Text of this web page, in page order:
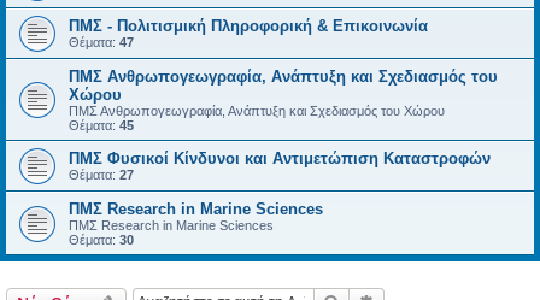
ΠΜΣ - Πολιτισμική Πληροφορική & Επικοινωνία
Θέματα: 47
ΠΜΣ Ανθρωπογεωγραφία, Ανάπτυξη και Σχεδιασμός του
Χώρου
ΠΜΣ Ανθρωπογεωγραφία, Ανάπτυξη και Σχεδιασμός του Χώρου
Θέματα: 45
ΠΜΣ Φυσικοί Κίνδυνοι και Αντιμετώπιση Καταστροφών
Θέματα: 27
ΠΜΣ Research in Marine Sciences
ΠΜΣ Research in Marine Sciences
Θέματα: 30